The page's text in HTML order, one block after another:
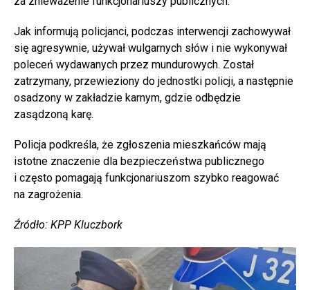
Jak informują policjanci, podczas interwencji zachowywał
się agresywnie, używał wulgarnych słów i nie wykonywał
poleceń wydawanych przez mundurowych. Został
zatrzymany, przewieziony do jednostki policji, a następnie
osadzony w zakładzie karnym, gdzie odbędzie
zasądzoną karę.
Policja podkreśla, że zgłoszenia mieszkańców mają
istotne znaczenie dla bezpieczeństwa publicznego
i często pomagają funkcjonariuszom szybko reagować
na zagrożenia.
Źródło: KPP Kluczbork